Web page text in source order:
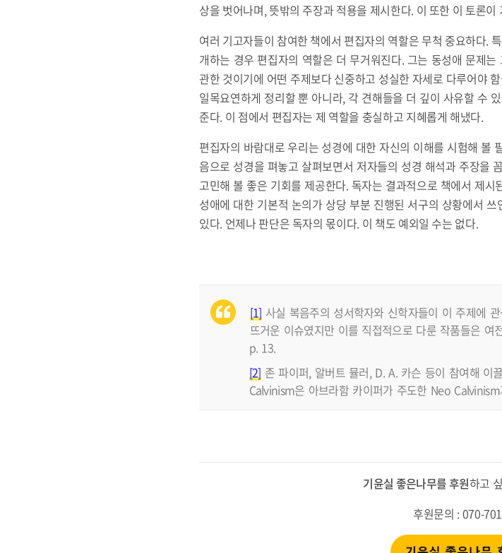
상을 벗어나며, 뜻밖의 주장과 적용을 제시한다. 이 또한 이 토론
여러 기고자들이 참여한 책에서 편집자의 역할은 무척 중요하다.
개하는 경우 편집자의 역할은 더 무거워진다. 그는 동성애 문제
관한 것이기에 어떤 주제보다 신중하고 성실한 자세로 다루어야
일목요연하게 정리할 뿐 아니라, 각 견해들을 더 깊이 사유할 수
준다. 이 점에서 편집자는 제 역할을 충실하고 지혜롭게 해냈다.
편집자의 바람대로 우리는 성경에 대한 자신의 이해를 시험해 볼
음으로 성경을 펴놓고 살펴보면서 저자들의 성경 해석과 주장을
고민해 볼 좋은 기회를 제공한다. 독자는 결과적으로 책에서 제
성애에 대한 기본적 논의가 상당 부분 진행된 서구의 상황에서
있다. 언제나 판단은 독자의 몫이다. 이 책도 예외일 수는 없다.
[1] 사실 복음주의 성서학자와 신학자들이 이 주제에
뜨거운 이슈였지만 이를 직접적으로 다룬 작품들은
p. 13.
[2] 존 파이퍼, 알버트 뮬러, D. A. 카슨 등이 참여해
Calvinism은 아브라함 카이퍼가 주도한 Neo
기윤실 좋은나무를 후원하고
후원문의 : 070-